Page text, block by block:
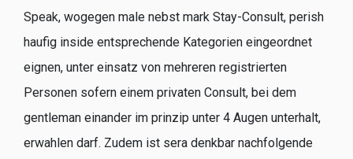
Speak, wogegen male nebst mark Stay-Consult, perish
haufig inside entsprechende Kategorien eingeordnet
eignen, unter einsatz von mehreren registrierten
Personen sofern einem privaten Consult, bei dem
gentleman einander im prinzip unter 4 Augen unterhalt,
erwahlen darf. Zudem ist sera denkbar nachfolgende